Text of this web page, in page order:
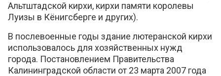
Альтштадской кирхи, кирхи памяти королевы
Луизы в Кёнигсберге и других).
В послевоенные годы здание лютеранской кирхи
использовалось для хозяйственных нужд
города. Постановлением Правительства
Калининградской области от 23 марта 2007 года